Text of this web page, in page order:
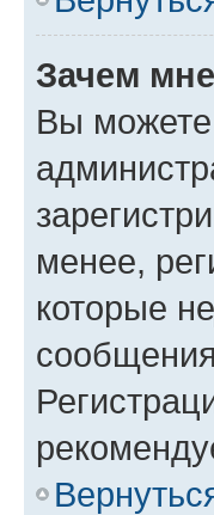
Зачем
Вы можете
менее,
которые